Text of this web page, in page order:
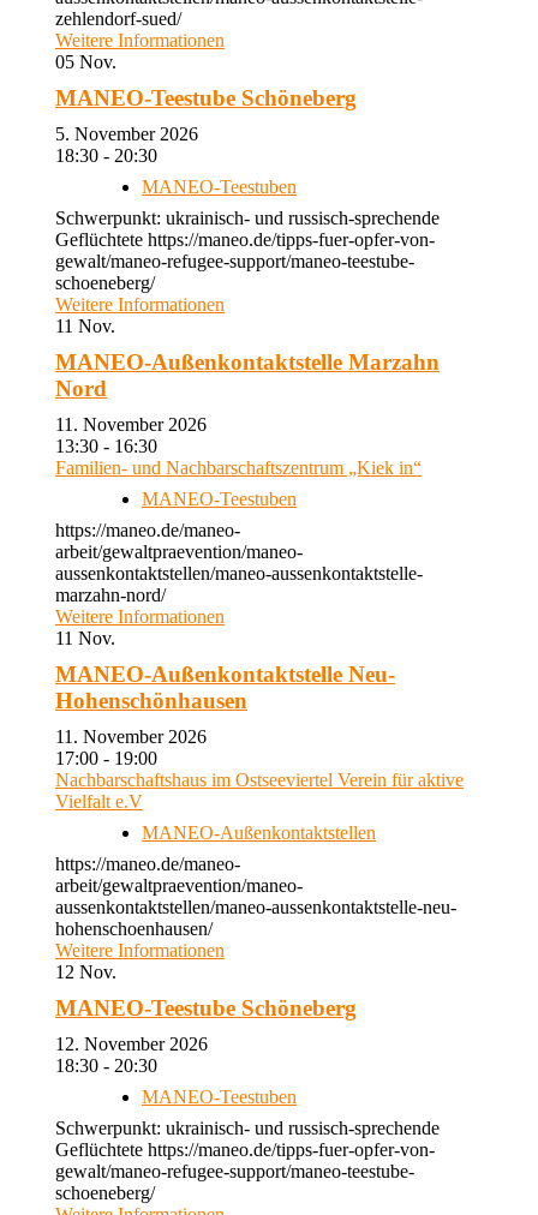
zehlendorf-sued/
Weitere Informationen
05 Nov.
MANEO-Teestube Schöneberg
5. November 2026
18:30 - 20:30
MANEO-Teestuben
Schwerpunkt: ukrainisch- und russisch-sprechende
Geflüchtete https://maneo.de/tipps-fuer-opfer-von-
gewalt/maneo-refugee-support/maneo-teestube-
schoeneberg/
Weitere Informationen
11 Nov.
MANEO-Außenkontaktstelle Marzahn
Nord
11. November 2026
13:30 - 16:30
Familien- und Nachbarschaftszentrum „Kiek in“
MANEO-Teestuben
https://maneo.de/maneo-
arbeit/gewaltpraevention/maneo-
aussenkontaktstellen/maneo-aussenkontaktstelle-
marzahn-nord/
Weitere Informationen
11 Nov.
MANEO-Außenkontaktstelle Neu-
Hohenschönhausen
11. November 2026
17:00 - 19:00
Nachbarschaftshaus im Ostseeviertel Verein für aktive
Vielfalt e.V
MANEO-Außenkontaktstellen
https://maneo.de/maneo-
arbeit/gewaltpraevention/maneo-
aussenkontaktstellen/maneo-aussenkontaktstelle-neu-
hohenschoenhausen/
Weitere Informationen
12 Nov.
MANEO-Teestube Schöneberg
12. November 2026
18:30 - 20:30
MANEO-Teestuben
Schwerpunkt: ukrainisch- und russisch-sprechende
Geflüchtete https://maneo.de/tipps-fuer-opfer-von-
gewalt/maneo-refugee-support/maneo-teestube-
schoeneberg/